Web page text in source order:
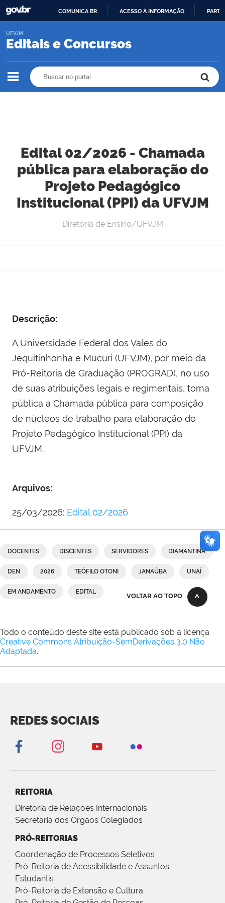
O
COMUNICA BR ACESSO À INFORMAÇÃO
Editais e Concursos
UFVJM
Edital 02/2026 - Chamada
pública para elaboração do
Projeto Pedagógico
Institucional (PPI) da UFVJM
Diretoria de Ensino/UFVJM
Descrição:
A Universidade Federal dos Vales do
Jequitinhonha e Mucuri (UFVJM), por meio da
Pró-Reitoria de Graduação (PROGRAD), no uso
de suas atribuições legais e regimentais, torna
pública a Chamada pública para composição
de núcleos de trabalho para elaboração do
Projeto Pedagógico Institucional (PPI) da
UFVJM.
Arquivos:
25/03/2026: Edital 02/2026
DOCENTES DISCENTES SERVIDORES DIAMANTINA
DEN 2026 TEÓFILO OTONI JANAÚBA UNAÍ
EM ANDAMENTO EDITAL
VOLTAR AO TOPO
Todo o conteúdo deste site está publicado sob a licença
Creative Commons Atribuição-SemDerivações 3.0 Não
Adaptada.
REDES SOCIAIS
REITORIA
Diretoria de Relações Internacionais
Secretaria dos Órgãos Colegiados
PRÓ-REITORIAS
Coordenação de Processos Seletivos
Pró-Reitoria de Acessibilidade e Assuntos
Estudantis
Pró-Reitoria de Extensão e Cultura